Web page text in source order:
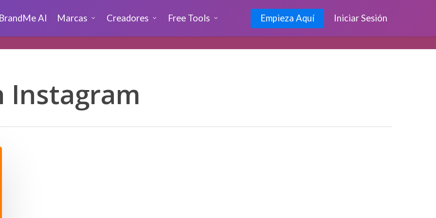
BrandMe AI Marcas Creadores Free Tools Empieza Aquí Iniciar Sesión
Instagram